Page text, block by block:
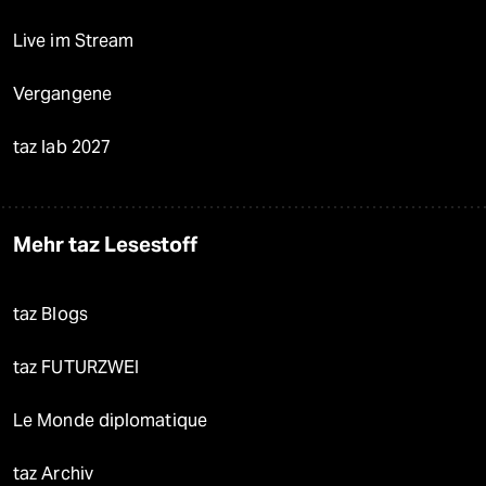
Live im Stream
Vergangene
taz lab 2027
Mehr taz Lesestoff
taz Blogs
taz FUTURZWEI
Le Monde diplomatique
taz Archiv